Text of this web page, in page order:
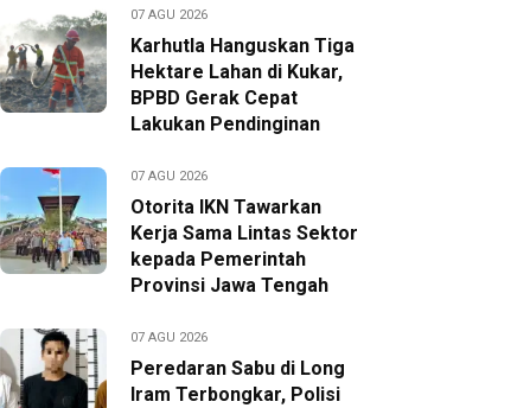
07 AGU 2026
Karhutla Hanguskan Tiga
Hektare Lahan di Kukar,
BPBD Gerak Cepat
Lakukan Pendinginan
07 AGU 2026
Otorita IKN Tawarkan
Kerja Sama Lintas Sektor
kepada Pemerintah
Provinsi Jawa Tengah
07 AGU 2026
Peredaran Sabu di Long
Iram Terbongkar, Polisi